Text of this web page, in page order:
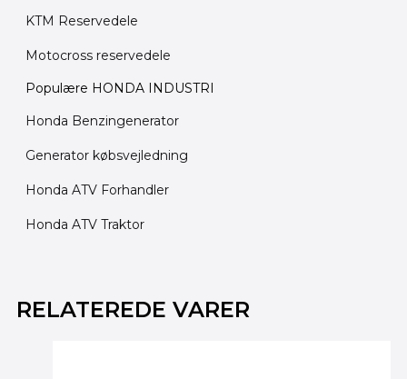
KTM Reservedele
Motocross reservedele
Populære HONDA INDUSTRI
Honda Benzingenerator
Generator købsvejledning
Honda ATV Forhandler
Honda ATV Traktor
RELATEREDE VARER